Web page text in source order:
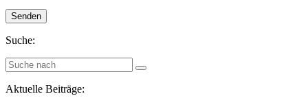
Suche:
Aktuelle Beiträge: